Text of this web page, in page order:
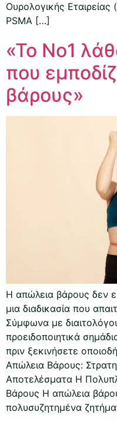
Ουρολογικής Εταιρείας
PSMA […]
«Το Νο1
που
βάρους»
Η απώλεια βάρους δεν
μια διαδικασία που
Σύμφωνα με
προειδοποιητικά
πριν ξεκινήσετε
Απώλεια Βάρους:
Αποτελέσματα Η
Βάρους Η απώλεια
πολυσυζητημένα